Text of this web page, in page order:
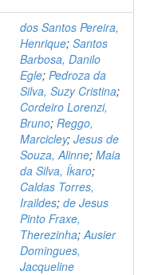
dos Santos Pereira,
Henrique; Santos
Barbosa, Danilo
Egle; Pedroza da
Silva, Suzy Cristina;
Cordeiro Lorenzi,
Bruno; Reggo,
Marcicley; Jesus de
Souza, Alinne; Maia
da Silva, Íkaro;
Caldas Torres,
Iraildes; de Jesus
Pinto Fraxe,
Therezinha;Ausier
Domingues,
Jacqueline